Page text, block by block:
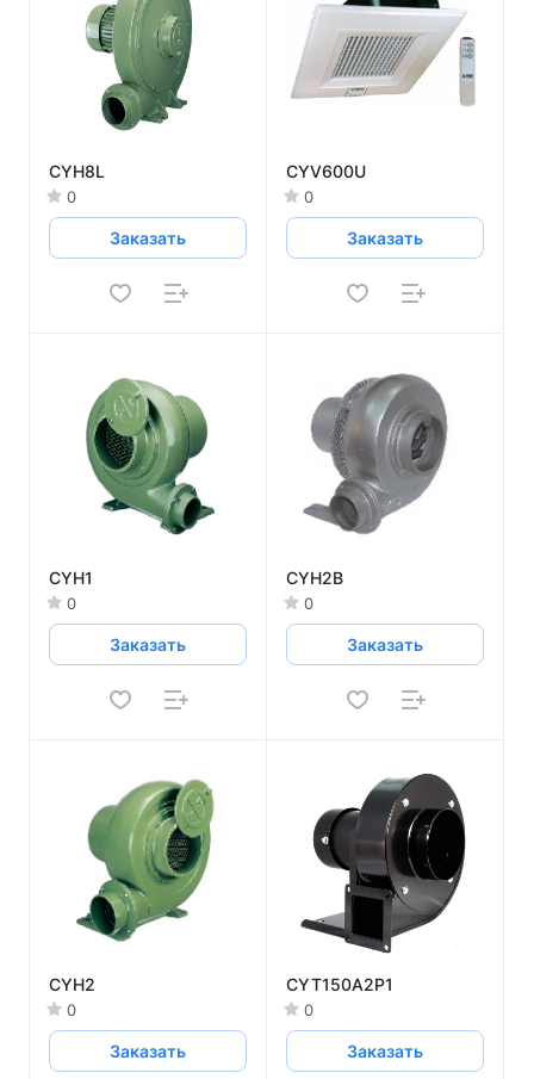
CYH8L
0
Заказать
CYV600U
0
Заказать
CYH1
0
Заказать
CYH2B
0
Заказать
CYH2
0
Заказать
CYT150A2P1
0
Заказать